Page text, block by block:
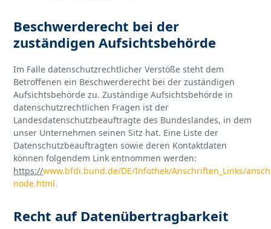
Beschwerderecht bei der
zuständigen Aufsichtsbehörde
Im Falle datenschutzrechtlicher Verstöße steht dem
Betroffenen ein Beschwerderecht bei der zuständigen
Aufsichtsbehörde zu. Zuständige Aufsichtsbehörde in
datenschutzrechtlichen Fragen ist der
Landesdatenschutzbeauftragte des Bundeslandes, in dem
unser Unternehmen seinen Sitz hat. Eine Liste der
Datenschutzbeauftragten sowie deren Kontaktdaten
können folgendem Link entnommen werden:
https://www.bfdi.bund.de/DE/Infothek/Anschriften_Links/
node.html.
Recht auf Datenübertragbarkeit